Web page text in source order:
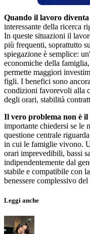
Quando il lavoro
interessante della ricerca
In queste situazioni il
più frequenti, soprattutto
spiegazione è semplice:
economiche della
permette maggiori
figli. I benefici sono
condizioni favorevoli alla
degli orari, stabilità
Il vero problema non è
importante chiedersi se le
questione centrale
in cui le famiglie vivono.
orari imprevedibili, bassi
indipendentemente dal
stabile e compatibile con
benessere complessivo
Leggi anche